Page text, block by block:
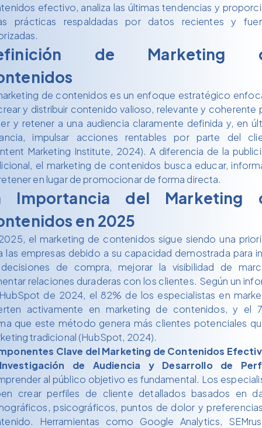
efectivo, analiza las últimas tendencias y
prácticas respaldadas por datos recientes y
de Marketing
de contenidos es un enfoque estratégico
y distribuir contenido valioso, relevante y coherente
y retener a una audiencia claramente definida y, en
impulsar acciones rentables por parte del
Marketing Institute, 2024). A diferencia de la
el marketing de contenidos busca educar,
en lugar de promocionar de forma directa.
Importancia del Marketing
en 2025
el marketing de contenidos sigue siendo una
las empresas debido a su capacidad demostrada para
de compra, mejorar la visibilidad de
relaciones duraderas con los clientes. Según un
de 2024, el 82% de los especialistas en
activamente en marketing de contenidos, y el
que este método genera más clientes potenciales
tradicional (HubSpot, 2024).
Clave del Marketing de Contenidos
de Audiencia y Desarrollo de
al público objetivo es fundamental. Los
crear perfiles de cliente detallados basados en
psicográficos, puntos de dolor y
Herramientas como Google Analytics,